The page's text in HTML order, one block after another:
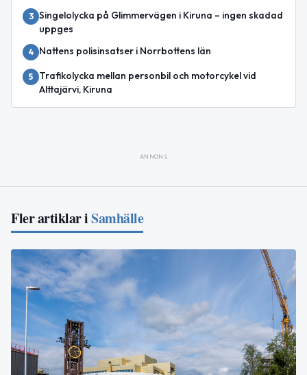
3 Singelolycka på Glimmervägen i Kiruna – ingen skadad
uppges
4 Nattens polisinsatser i Norrbottens län
5
Trafikolycka mellan personbil och motorcykel vid
Alttajärvi, Kiruna
ANNONS
Fler artiklar iSamhälle